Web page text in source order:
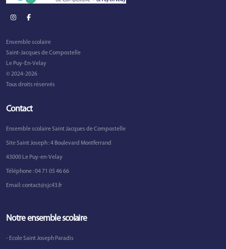
Ensemble scolaire
Saint-Jacques de Compostelle
Le Puy-En-Velay
© 2024-2026
Tous droits réservés
Contact
Ensemble scolaire Saint Jacques de Compostelle
Site Saint Joseph : 4 Boulevard Montferrand
43000 Le Puy-en-Velay
Téléphone :04 71 05 46 66
Email:contact@sjc43.fr
Notre ensemble scolaire
- Ecole Saint Joseph Paradis